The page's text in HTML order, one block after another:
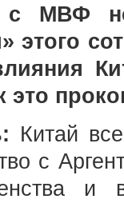
с МВФ
этого
это
Китай
с
и